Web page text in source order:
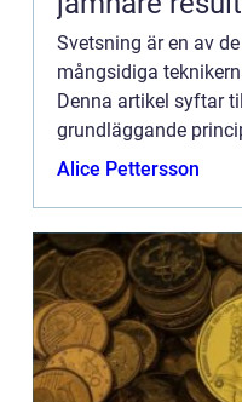
Svetsning är en av
mångsidiga
Denna artikel syftar
grundläggande
typer av
Alice Pettersson